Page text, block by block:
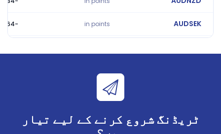
AUDSEK
in points
-0.64
in points
CADCHF
in points
ٹریڈنگ شروع کرنے کے لیے تیار